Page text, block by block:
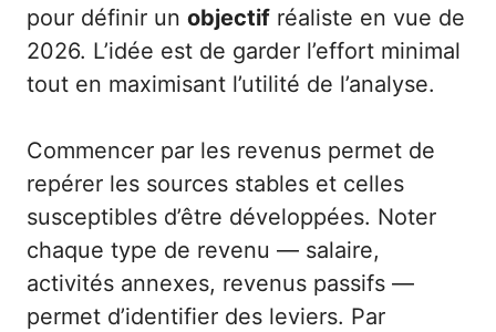
pour définir un objectif réaliste en vue de
2026. L’idée est de garder l’effort minimal
tout en maximisant l’utilité de l’analyse.
Commencer par les revenus permet de
repérer les sources stables et celles
susceptibles d’être développées. Noter
chaque type de revenu — salaire,
activités annexes, revenus passifs —
permet d’identifier des leviers. Par